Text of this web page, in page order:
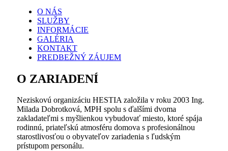
O NÁS
SLUŽBY
INFORMÁCIE
GALÉRIA
KONTAKT
PREDBEŽNÝ ZÁUJEM
O ZARIADENÍ
Neziskovú organizáciu HESTIA založila v roku 2003 Ing.
Milada Dobrotková, MPH spolu s ďalšími dvoma
zakladateľmi s myšlienkou vybudovať miesto, ktoré spája
rodinnú, priateľskú atmosféru domova s profesionálnou
starostlivosťou o obyvateľov zariadenia s ľudským
prístupom personálu.